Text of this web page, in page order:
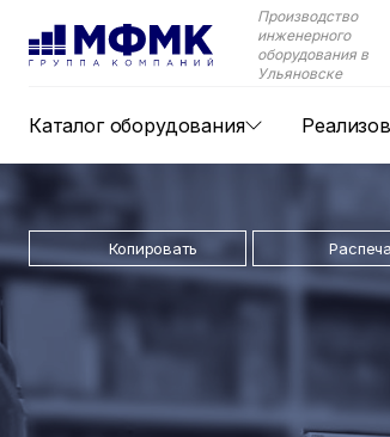
Производство
инженерного
оборудования в
Ульяновске
Каталог оборудования
Копировать